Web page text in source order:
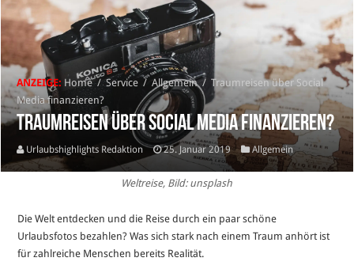
ANZEIGE: Home / Service / Allgemein / Traumreisen über Social
Media finanzieren?
Traumreisen über Social Media finanzieren?
Urlaubshighlights Redaktion 25. Januar 2019 Allgemein
Weltreise, Bild: unsplash
Die Welt entdecken und die Reise durch ein paar schöne
Urlaubsfotos bezahlen? Was sich stark nach einem Traum anhört ist
für zahlreiche Menschen bereits Realität.